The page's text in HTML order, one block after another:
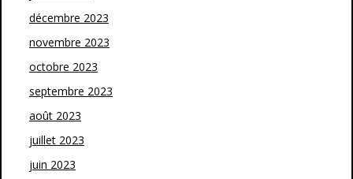
décembre 2023
novembre 2023
octobre 2023
septembre 2023
août 2023
juillet 2023
juin 2023